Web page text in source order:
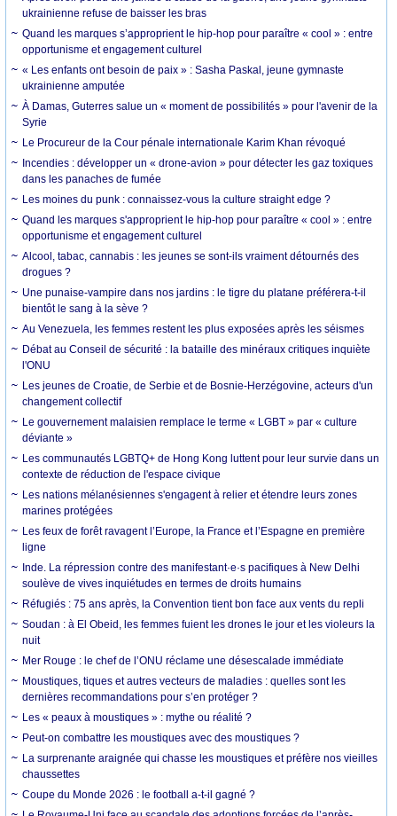
ukrainienne refuse de baisser les bras
Quand les marques s’approprient le hip-hop pour paraître « cool » : entre
opportunisme et engagement culturel
« Les enfants ont besoin de paix » : Sasha Paskal, jeune gymnaste
ukrainienne amputée
À Damas, Guterres salue un « moment de possibilités » pour l'avenir de la
Syrie
Le Procureur de la Cour pénale internationale Karim Khan révoqué
Incendies : développer un « drone-avion » pour détecter les gaz toxiques
dans les panaches de fumée
Les moines du punk : connaissez-vous la culture straight edge ?
Quand les marques s'approprient le hip-hop pour paraître « cool » : entre
opportunisme et engagement culturel
Alcool, tabac, cannabis : les jeunes se sont-ils vraiment détournés des
drogues ?
Une punaise-vampire dans nos jardins : le tigre du platane préférera-t-il
bientôt le sang à la sève ?
Au Venezuela, les femmes restent les plus exposées après les séismes
Débat au Conseil de sécurité : la bataille des minéraux critiques inquiète
l'ONU
Les jeunes de Croatie, de Serbie et de Bosnie-Herzégovine, acteurs d'un
changement collectif
Le gouvernement malaisien remplace le terme « LGBT » par « culture
déviante »
Les communautés LGBTQ+ de Hong Kong luttent pour leur survie dans un
contexte de réduction de l'espace civique
Les nations mélanésiennes s'engagent à relier et étendre leurs zones
marines protégées
Les feux de forêt ravagent l’Europe, la France et l’Espagne en première
ligne
Inde. La répression contre des manifestant·e·s pacifiques à New Delhi
soulève de vives inquiétudes en termes de droits humains
Réfugiés : 75 ans après, la Convention tient bon face aux vents du repli
Soudan : à El Obeid, les femmes fuient les drones le jour et les violeurs la
nuit
Mer Rouge : le chef de l’ONU réclame une désescalade immédiate
Moustiques, tiques et autres vecteurs de maladies : quelles sont les
dernières recommandations pour s’en protéger ?
Les « peaux à moustiques » : mythe ou réalité ?
Peut-on combattre les moustiques avec des moustiques ?
La surprenante araignée qui chasse les moustiques et préfère nos vieilles
chaussettes
Coupe du Monde 2026 : le football a-t-il gagné ?